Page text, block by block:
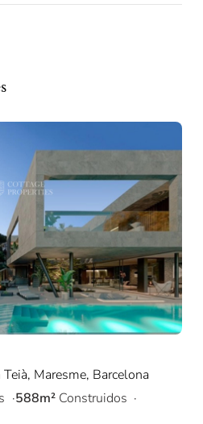
Maresme, Barcelona
588m² Construidos